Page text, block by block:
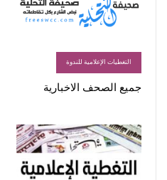
التغطيات الإعلامية للندوة
جميع الصحف الاخبارية